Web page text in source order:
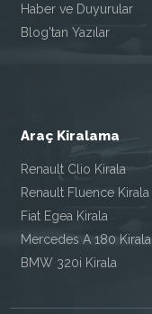
Haber ve Duyurular
Blog'tan Yazılar
Araç Kiralama
Renault Clio Kirala
Renault Fluence Kirala
Fiat Egea Kirala
Mercedes A 180 Kirala
BMW 320i Kirala